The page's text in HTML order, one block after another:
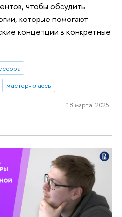
чтобы обсудить
которые помогают
концепции в конкретные
мастер-классы
18 марта 2025